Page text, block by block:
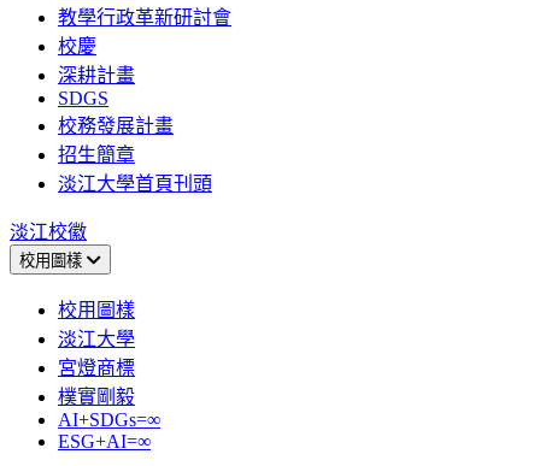
教學行政革新研討會
校慶
深耕計畫
SDGS
校務發展計畫
招生簡章
淡江大學首頁刊頭
淡江校徽
校用圖樣
校用圖樣
淡江大學
宮燈商標
樸實剛毅
AI+SDGs=∞
ESG+AI=∞